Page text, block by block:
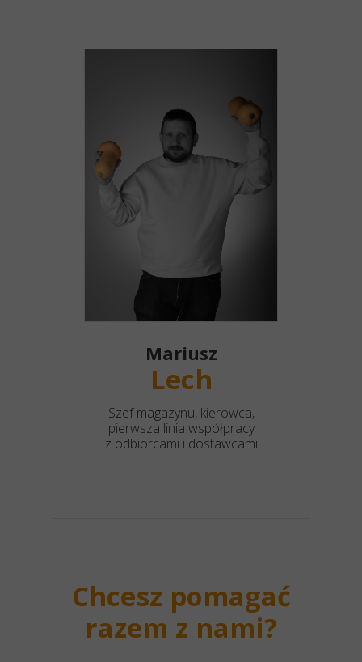
Mariusz
Lech
Szef magazynu, kierowca,
pierwsza linia współpracy
z odbiorcami i dostawcami
Chcesz pomagać
razem z nami?